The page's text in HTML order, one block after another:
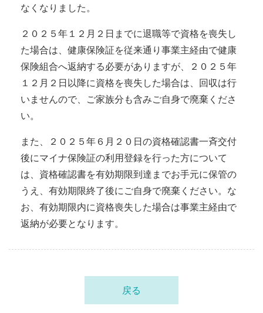
なくなりました。
２０２５年１２月２日までに退職等で資格を喪失し
た場合は、健康保険証を従来通り事業主経由で健康
保険組合へ返納する必要がありますが、２０２５年
１２月２日以降に資格を喪失した場合は、回収は行
いませんので、ご家族分も含みご自身で廃棄くださ
い。
また、２０２５年６月２０日の資格確認書一斉交付
後にマイナ保険証の利用登録を行った方について
は、資格確認書を有効期限到達までお手元に保管の
うえ、有効期限終了後にご自身で廃棄ください。な
お、有効期限内に資格喪失した場合は事業主経由で
返納が必要となります。
戻る